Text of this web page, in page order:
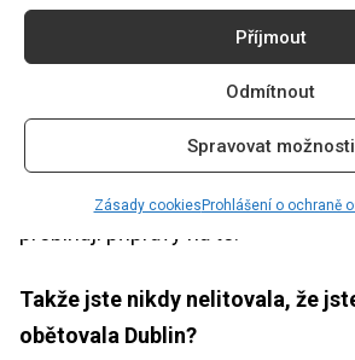
Příjmout
Odmítnout
Spravovat možnosti
Zásady cookiesProhlášení o ochraně
Teď po roce ale chodím na
komunikace v Praze. Vybrala jsem
marketing a komunikace, mám
plán a je to skvělé. Vidím díky
divadla. Večer hraju na jevišti a
Takže jste nikdy nelitovala, že
obětovala Dublin?